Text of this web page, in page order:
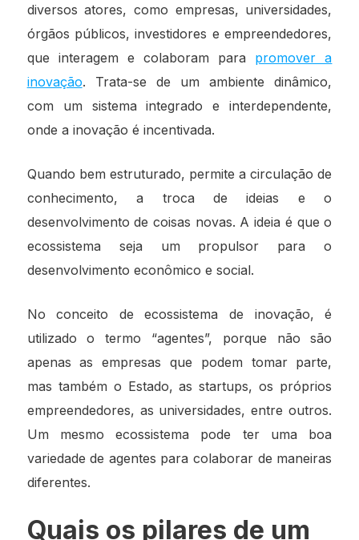
diversos atores, como empresas, universidades,
órgãos públicos, investidores e empreendedores,
que interagem e colaboram para promover a
inovação. Trata-se de um ambiente dinâmico,
com um sistema integrado e interdependente,
onde a inovação é incentivada.
Quando bem estruturado, permite a circulação de
conhecimento, a troca de ideias e o
desenvolvimento de coisas novas. A ideia é que o
ecossistema seja um propulsor para o
desenvolvimento econômico e social.
No conceito de ecossistema de inovação, é
utilizado o termo “agentes”, porque não são
apenas as empresas que podem tomar parte,
mas também o Estado, as startups, os próprios
empreendedores, as universidades, entre outros.
Um mesmo ecossistema pode ter uma boa
variedade de agentes para colaborar de maneiras
diferentes.
Quais os pilares de um